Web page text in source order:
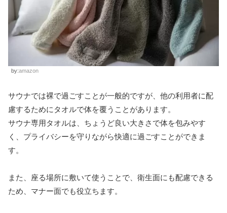
by:amazon
サウナでは裸で過ごすことが一般的ですが、他の利用者に配
慮するためにタオルで体を覆うことがあります。
サウナ専用タオルは、ちょうど良い大きさで体を包みやす
く、プライバシーを守りながら快適に過ごすことができま
す。
また、座る場所に敷いて使うことで、衛生面にも配慮できる
ため、マナー面でも役立ちます。